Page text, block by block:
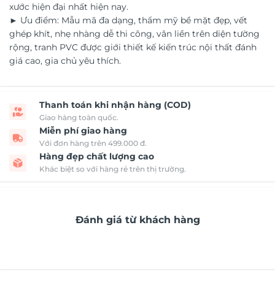
xước hiện đại nhất hiện nay.
► Ưu điểm: Mẫu mã đa dạng, thẩm mỹ bề mặt đẹp, vết
ghép khít, nhẹ nhàng dễ thi công, vân liền trên diện tường
rộng, tranh PVC được giới thiết kế kiến trúc nội thất đánh
giá cao, gia chủ yêu thích.
Thanh toán khi nhận hàng (COD)
Giao hàng toàn quốc.
Miễn phí giao hàng
Với đơn hàng trên 499.000 đ.
Hàng đẹp chất lượng cao
Khác biệt so với hàng rẻ trên thị trường.
Đánh giá từ khách hàng